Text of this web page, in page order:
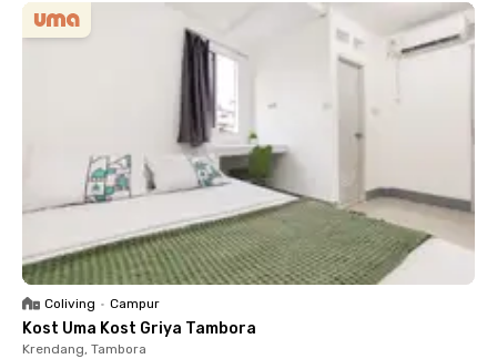
Coliving • Campur
Kost Uma Kost Griya Tambora
Krendang, Tambora